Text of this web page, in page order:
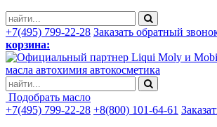
+7(495) 799-22-28 Заказать обратный
корзина:
масла автохимия автокосметика
Подобрать масло
+7(495) 799-22-28 +8(800) 101-64-61